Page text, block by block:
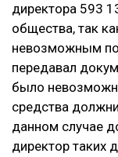
директора 593
общества, так
невозможным по
передавал
было
средства
данном случае
директор таких